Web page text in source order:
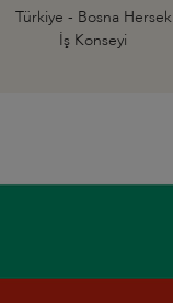
Türkiye - Bosna Hersek
İş Konseyi